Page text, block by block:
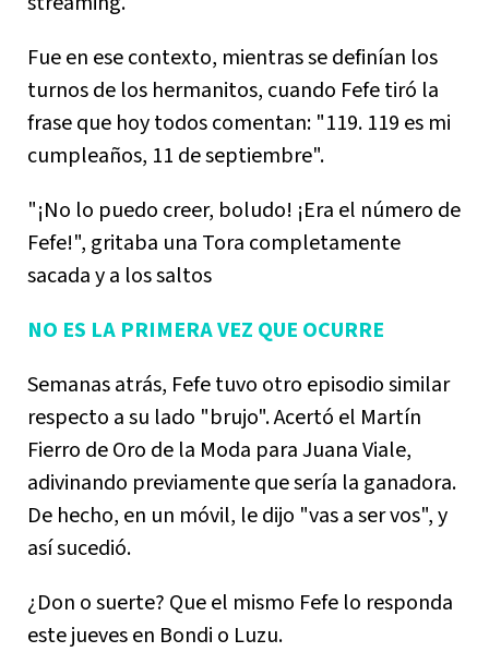
Fue en ese contexto, mientras se definían los
turnos de los hermanitos, cuando Fefe tiró la
frase que hoy todos comentan: "119. 119 es mi
cumpleaños, 11 de septiembre".
"¡No lo puedo creer, boludo! ¡Era el número de
Fefe!", gritaba una Tora completamente
sacada y a los saltos
NO ES LA PRIMERA VEZ QUE OCURRE
Semanas atrás, Fefe tuvo otro episodio similar
respecto a su lado "brujo". Acertó el Martín
Fierro de Oro de la Moda para Juana Viale,
adivinando previamente que sería la ganadora.
De hecho, en un móvil, le dijo "vas a ser vos", y
así sucedió.
¿Don o suerte? Que el mismo Fefe lo responda
este jueves en Bondi o Luzu.